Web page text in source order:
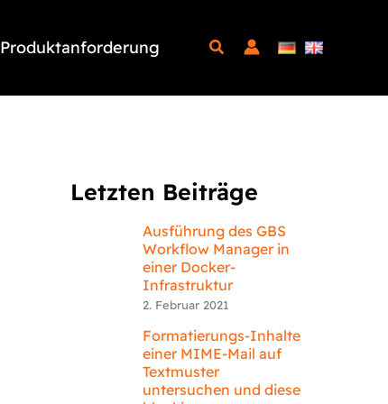
Produktanforderung
Letzten Beiträge
Ausführung des GBS
Workflow Manager in
einer Docker-
Infrastruktur
2. Februar 2021
Formatierungs-Inhalte
einer MIME-Mail auf
Textmuster
untersuchen und diese